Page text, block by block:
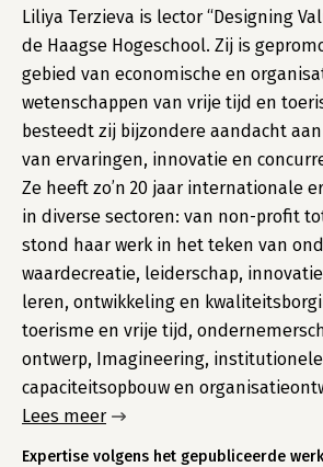
Liliya Terzieva is lector “Designing
de Haagse Hogeschool. Zij is
gebied van economische en
wetenschappen van vrije tijd en
besteedt zij bijzondere aandacht
van ervaringen, innovatie en
Ze heeft zo’n 20 jaar internationale
in diverse sectoren: van non-profit
stond haar werk in het teken van
waardecreatie, leiderschap,
leren, ontwikkeling en
toerisme en vrije tijd,
ontwerp, Imagineering, institutionele
capaciteitsopbouw en
Lees meer
Expertise volgens het gepubliceerde